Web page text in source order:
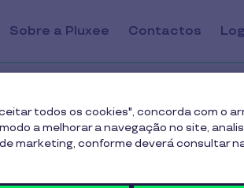
Sobre a Pluxee Contactos
vantagens e desvantagens
todos os cookies", concorda com o
a melhorar a navegação no site,
marketing, conforme deverá consultar